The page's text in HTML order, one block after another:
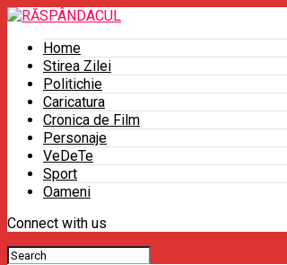
Home
Stirea Zilei
Politichie
Caricatura
Cronica de Film
Personaje
VeDeTe
Sport
Oameni
Connect with us